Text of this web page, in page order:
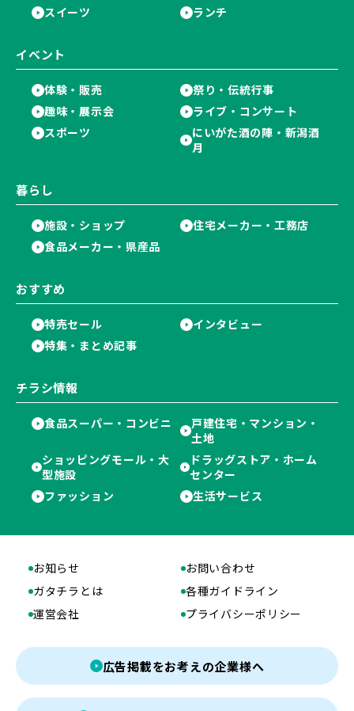
スイーツ
ランチ
イベント
体験・販売
祭り・伝統行事
趣味・展示会
ライブ・コンサート
スポーツ
にいがた酒の陣・新潟酒
月
暮らし
施設・ショップ
住宅メーカー・工務店
食品メーカー・県産品
おすすめ
特売セール
インタビュー
特集・まとめ記事
チラシ情報
食品スーパー・コンビニ
戸建住宅・マンション・
土地
ショッピングモール・大
型施設
ドラッグストア・ホーム
センター
ファッション
生活サービス
お知らせ
お問い合わせ
ガタチラとは
各種ガイドライン
運営会社
プライバシーポリシー
広告掲載をお考えの企業様へ